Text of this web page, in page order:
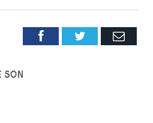
FacebookTwitter Email